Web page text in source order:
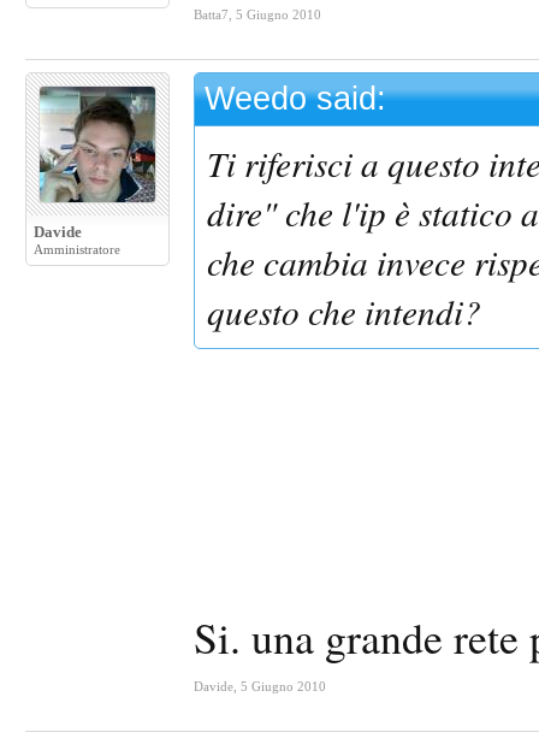
Batta7 5 Giugno 2010
Davide
Amministratore
Weedo said:
Ti riferisci a questo
dire" che l'ip è statico
che cambia invece
questo che intendi?
Si. una grande
Davide 5 Giugno 2010